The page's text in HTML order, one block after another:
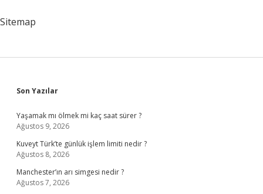
Sitemap
Sidebar
Son Yazılar
Yaşamak mı ölmek mi kaç saat sürer ?
Ağustos 9, 2026
Kuveyt Türk’te günlük işlem limiti nedir ?
Ağustos 8, 2026
Manchester’ın arı simgesi nedir ?
Ağustos 7, 2026